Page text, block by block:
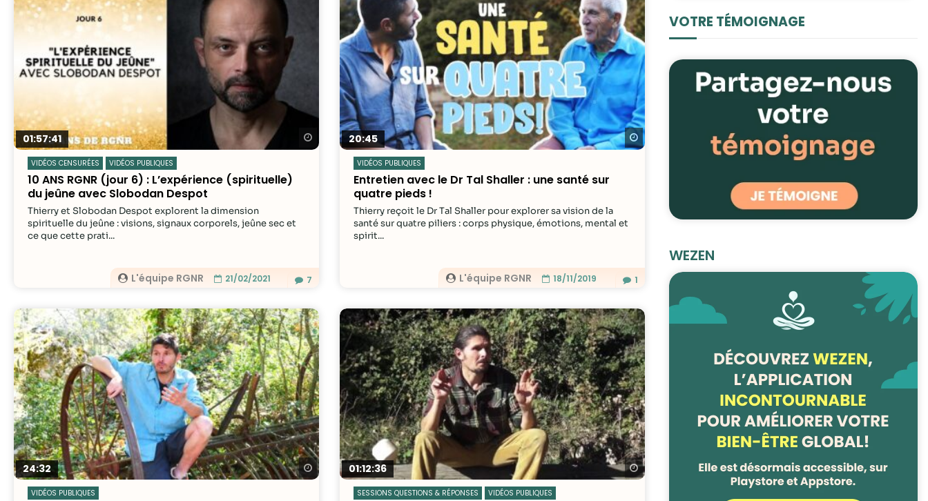
Regarder plus tard
01:57:41
VIDÉOS CENSURÉES VIDÉOS PUBLIQUES
10 ANS RGNR (jour 6) : L’expérience (spirituelle)
du jeûne avec Slobodan Despot
L'équipe RGNR 21/02/2021
Thierry et Slobodan Despot explorent la dimension
spirituelle du jeûne : visions, signaux corporels, jeûne sec et
ce que cette prati...
7
Regarder plus tard
20:45
VIDÉOS PUBLIQUES
Entretien avec le Dr Tal Shaller : une santé sur
quatre pieds !
L'équipe RGNR 18/11/2019
Thierry reçoit le Dr Tal Shaller pour explorer sa vision de la
santé sur quatre piliers : corps physique, émotions, mental et
spirit...
1
Regarder plus tard
24:32
VIDÉOS PUBLIQUES
Regarder plus tard
01:12:36
SESSIONS QUESTIONS & RÉPONSES VIDÉOS PUBLIQUES
VOTRE TÉMOIGNAGE
WEZEN
augmentez les
chances de
voir du
contenu et des
offres
personnalisés.